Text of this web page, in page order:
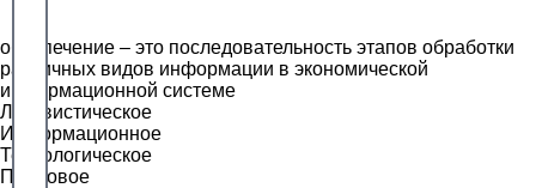
обеспечение – это последовательность этапов обработки
различных видов информации в экономической
информационной системе
Лингвистическое
Информационное
Технологическое
Правовое